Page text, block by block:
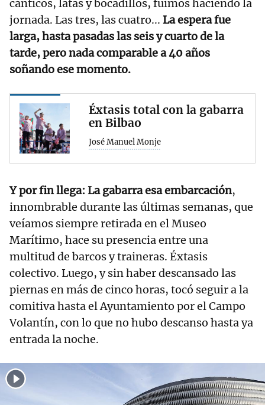
cánticos, latas y bocadillos, fuimos haciendo la
jornada. Las tres, las cuatro... La espera fue
larga, hasta pasadas las seis y cuarto de la
tarde, pero nada comparable a 40 años
soñando ese momento.
Éxtasis total con la gabarra
en Bilbao
José Manuel Monje
Y por fin llega: La gabarra esa embarcación,
innombrable durante las últimas semanas, que
veíamos siempre retirada en el Museo
Marítimo, hace su presencia entre una
multitud de barcos y traineras. Éxtasis
colectivo. Luego, y sin haber descansado las
piernas en más de cinco horas, tocó seguir a la
comitiva hasta el Ayuntamiento por el Campo
Volantín, con lo que no hubo descanso hasta ya
entrada la noche.